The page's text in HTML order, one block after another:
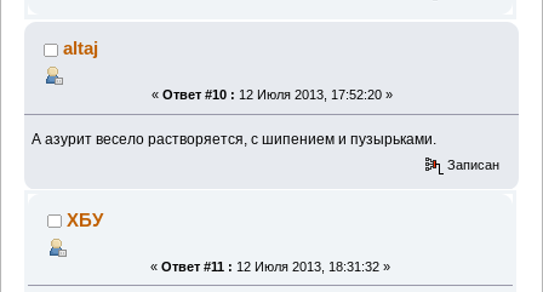
altaj
« Ответ #10 : 12 Июля 2013, 17:52:20 »
А азурит весело растворяется, с шипением и пузырьками.
Записан
ХБУ
« Ответ #11 : 12 Июля 2013, 18:31:32 »